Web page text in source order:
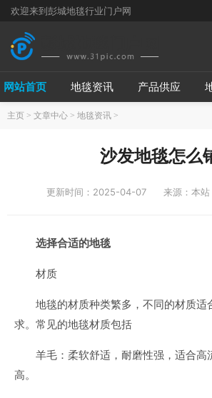
欢迎来到彭城地毯行业门户网
网站首页 地毯资讯 产品供应
主页 > 文章中心 > 地毯资讯 >
沙发地毯怎么
更新时间：2025-04-07 来源：本站
选择合适的地毯
材质
地毯的材质种类繁多，不同的材质适
求。常见的地毯材质包括
羊毛：柔软舒适，耐磨性强，适合高
高。